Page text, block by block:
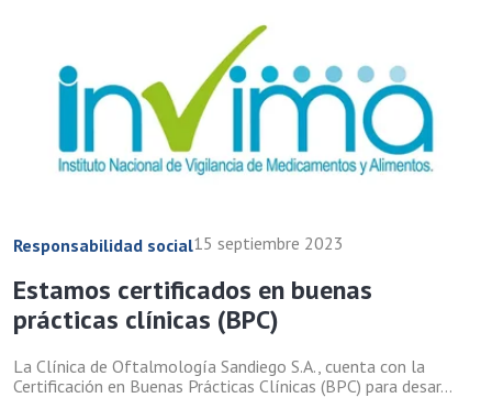
Responsabilidad social15 septiembre 2023
Estamos certificados en buenas
prácticas clínicas (BPC)
La Clínica de Oftalmología Sandiego S.A., cuenta con la
Certificación en Buenas Prácticas Clínicas (BPC) para desar...